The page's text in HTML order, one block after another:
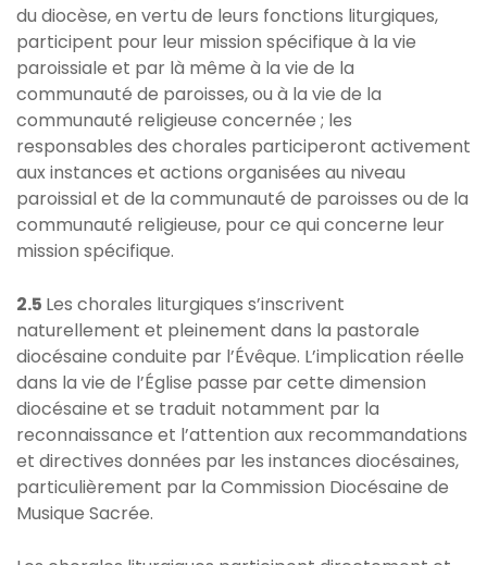
du diocèse, en vertu de leurs fonctions liturgiques,
participent pour leur mission spécifique à la vie
paroissiale et par là même à la vie de la
communauté de paroisses, ou à la vie de la
communauté religieuse concernée ; les
responsables des chorales participeront activement
aux instances et actions organisées au niveau
paroissial et de la communauté de paroisses ou de la
communauté religieuse, pour ce qui concerne leur
mission spécifique.
2.5 Les chorales liturgiques s’inscrivent
naturellement et pleinement dans la pastorale
diocésaine conduite par l’Évêque. L’implication réelle
dans la vie de l’Église passe par cette dimension
diocésaine et se traduit notamment par la
reconnaissance et l’attention aux recommandations
et directives données par les instances diocésaines,
particulièrement par la Commission Diocésaine de
Musique Sacrée.